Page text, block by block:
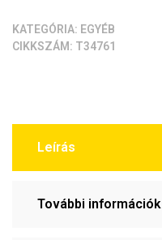
késleltetésű
kapcsoló
KATEGÓRIA: EGYÉB
CIKKSZÁM: T34761
Leírás
További információk